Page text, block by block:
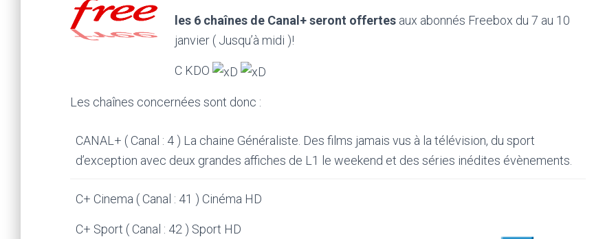
les 6 chaînes de Canal+ seront offertes aux abonnés Freebox du 7 au 10
janvier ( Jusqu’à midi )!
C KDO
Les chaînes concernées sont donc :
CANAL+ ( Canal : 4 ) La chaine Généraliste. Des films jamais vus à la télévision, du sport
d’exception avec deux grandes affiches de L1 le weekend et des séries inédites évènements.
C+ Cinema ( Canal : 41 ) Cinéma HD
C+ Sport ( Canal : 42 ) Sport HD